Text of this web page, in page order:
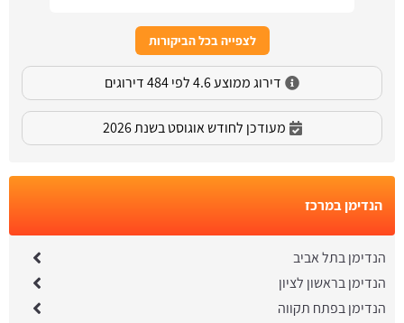
לצפייה בכל הביקורות
דירוג ממוצע 4.6 לפי 484 דירוגים
מעודכן לחודש אוגוסט בשנת 2026
הנדימן במרכז
הנדימן בתל אביב
הנדימן בראשון לציון
הנדימן בפתח תקווה